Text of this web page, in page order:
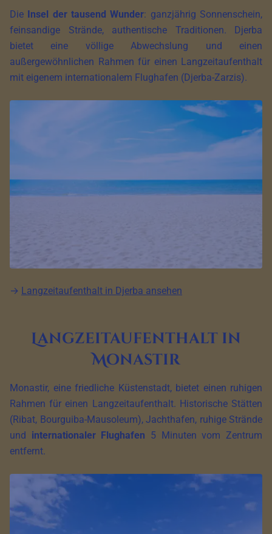
Die Insel der tausend Wunder: ganzjährig Sonnenschein,
feinsandige Strände, authentische Traditionen. Djerba
bietet eine völlige Abwechslung und einen
außergewöhnlichen Rahmen für einen Langzeitaufenthalt
mit eigenem internationalem Flughafen (Djerba-Zarzis).
→ Langzeitaufenthalt in Djerba ansehen
Langzeitaufenthalt in
Monastir
Monastir, eine friedliche Küstenstadt, bietet einen ruhigen
Rahmen für einen Langzeitaufenthalt. Historische Stätten
(Ribat, Bourguiba-Mausoleum), Jachthafen, ruhige Strände
und internationaler Flughafen 5 Minuten vom Zentrum
entfernt.